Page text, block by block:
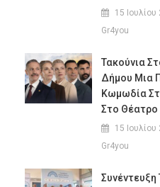
15 Ιουλίου
Gr4you
Τακούνια
Δήμου Μια
Κωμωδία
Στο
15 Ιουλίου
Gr4you
Συνέντευξη